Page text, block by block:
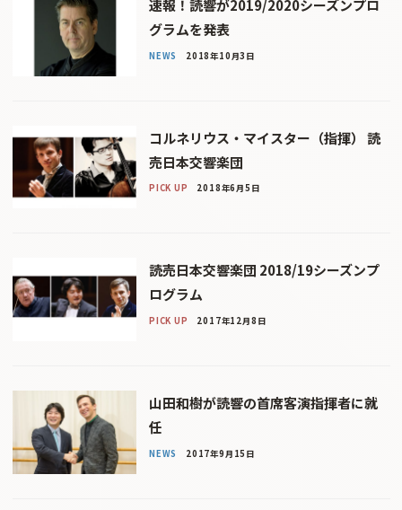
速報！読響が2019/2020シーズンプロ
グラムを発表
NEWS 2018年10月3日
コルネリウス・マイスター（指揮） 読
売日本交響楽団
PICK UP 2018年6月5日
読売日本交響楽団 2018/19シーズンプ
ログラム
PICK UP 2017年12月8日
山田和樹が読響の首席客演指揮者に就
任
NEWS 2017年9月15日